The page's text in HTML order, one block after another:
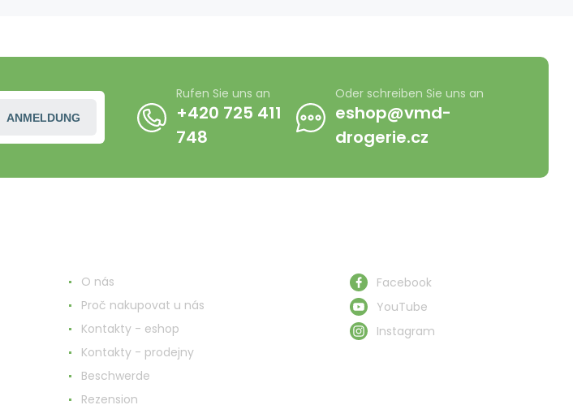
ANMELDUNG
Rufen Sie uns an
+420 725 411
748
Oder schreiben Sie uns an
eshop@vmd-
drogerie.cz
O nás
Proč nakupovat u nás
Kontakty - eshop
Kontakty - prodejny
Beschwerde
Rezension
Facebook
YouTube
Instagram